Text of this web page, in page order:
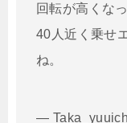
回転が高くな
40人近く乗せ
ね。
—